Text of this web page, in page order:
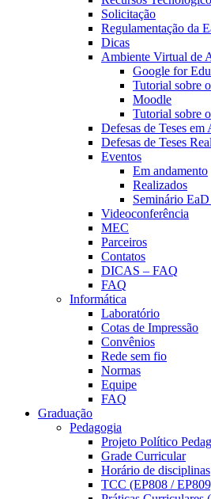
Solicitação
Regulamentação da
Dicas
Ambiente Virtual de
Google for
Tutorial sobre
Moodle
Tutorial sobre
Defesas de Teses em
Defesas de Teses
Eventos
Em andamento
Realizados
Seminário
Videoconferência
MEC
Parceiros
Contatos
DICAS – FAQ
FAQ
Informática
Laboratório
Cotas de Impressão
Convênios
Rede sem fio
Normas
Equipe
FAQ
Graduação
Pedagogia
Projeto Político
Grade Curricular
Horário de disciplinas
TCC (EP808 /